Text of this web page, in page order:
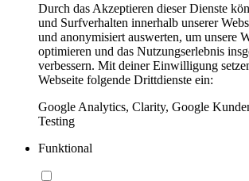
Durch das Akzeptieren dieser Dienste
und Surfverhalten innerhalb unserer
und anonymisiert auswerten, um unsere
optimieren und das Nutzungserlebnis
verbessern. Mit deiner Einwilligung
Webseite folgende Drittdienste ein:
Google Analytics, Clarity, Google
Testing
Funktional